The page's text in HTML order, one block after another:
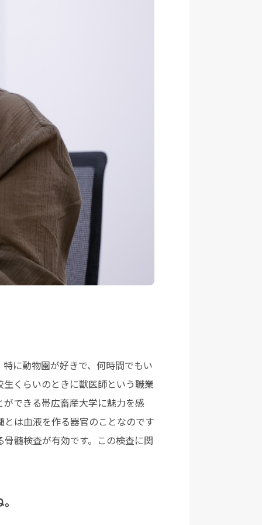
に動物園が好きで、何時間でもい
くらいのときに獣医師という職業
できる帯広畜産大学に魅力を感
は血液を作る器官のことなのです
髄検査が有効です。この検査に関